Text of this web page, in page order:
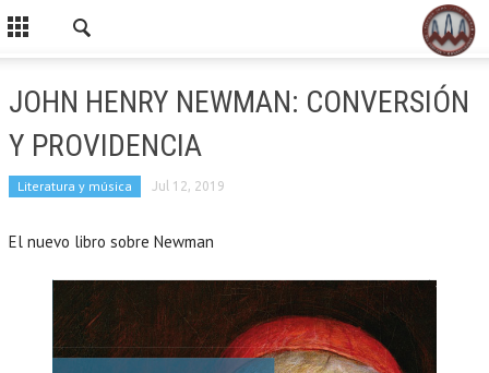
JOHN HENRY NEWMAN: CONVERSIÓN
Y PROVIDENCIA
Literatura y música Jul 12, 2019
El nuevo libro sobre Newman